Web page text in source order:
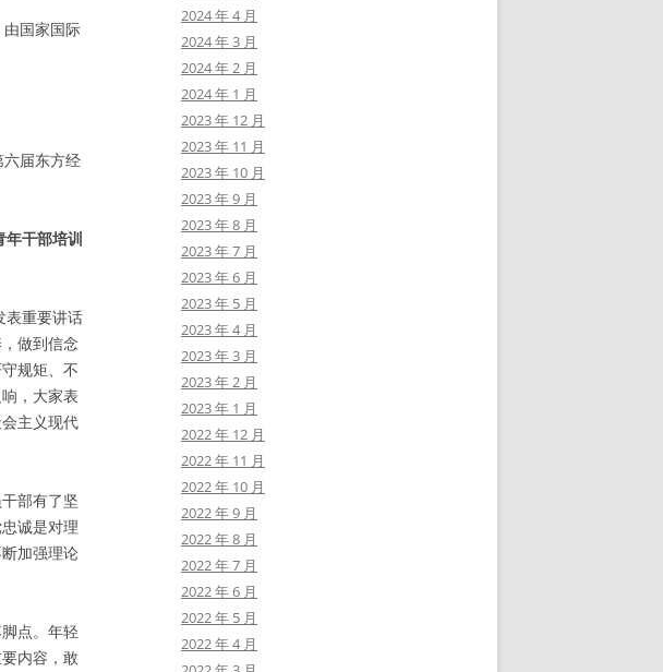
国家国际
届东方经
干部培训
表重要讲话
做到信念
规矩、不
，大家表
主义现代
部有了坚
诚是对理
加强理论
点。年轻
内容，敢
2024 年 4 月
2024 年 3 月
2024 年 2 月
2024 年 1 月
2023 年 12 月
2023 年 11 月
2023 年 10 月
2023 年 9 月
2023 年 8 月
2023 年 7 月
2023 年 6 月
2023 年 5 月
2023 年 4 月
2023 年 3 月
2023 年 2 月
2023 年 1 月
2022 年 12 月
2022 年 11 月
2022 年 10 月
2022 年 9 月
2022 年 8 月
2022 年 7 月
2022 年 6 月
2022 年 5 月
2022 年 4 月